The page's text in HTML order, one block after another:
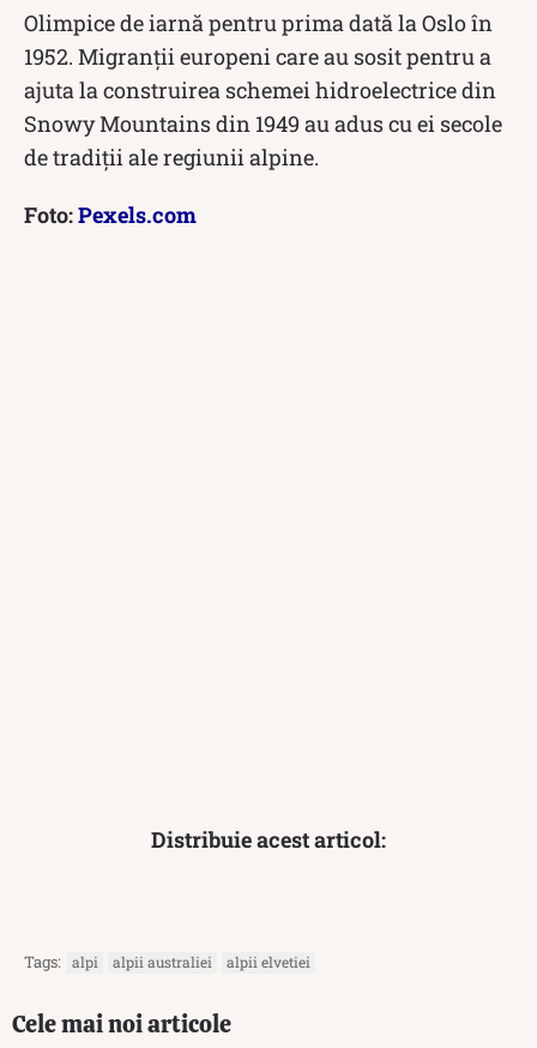
Olimpice de iarnă pentru prima dată la Oslo în
1952. Migranții europeni care au sosit pentru a
ajuta la construirea schemei hidroelectrice din
Snowy Mountains din 1949 au adus cu ei secole
de tradiții ale regiunii alpine.
Foto:Pexels.com
Distribuie acest articol:
Tags: alpi alpii australiei alpii elvetiei
Cele mai noi articole